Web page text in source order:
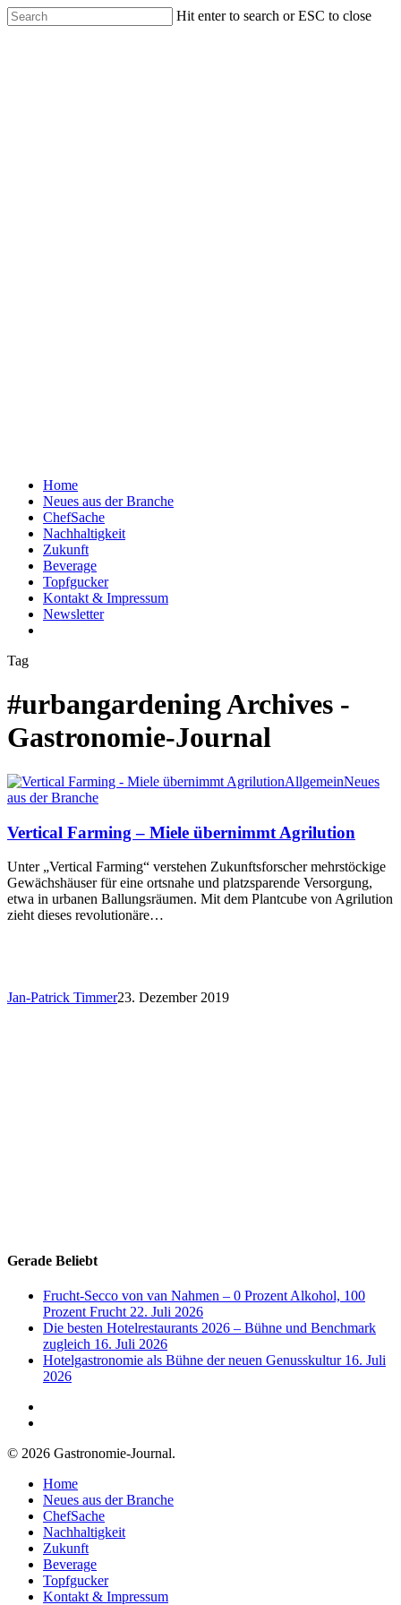
Hit enter to search or ESC to close
Home
Neues aus der Branche
ChefSache
Nachhaltigkeit
Zukunft
Beverage
Topfgucker
Kontakt & Impressum
Newsletter
Tag
#urbangardening Archives -
Gastronomie-Journal
AllgemeinNeues
aus der Branche
Vertical Farming – Miele übernimmt Agrilution
Unter „Vertical Farming“ verstehen Zukunftsforscher mehrstöckige
Gewächshäuser für eine ortsnahe und platzsparende Versorgung,
etwa in urbanen Ballungsräumen. Mit dem Plantcube von Agrilution
zieht dieses revolutionäre…
Jan-Patrick Timmer23. Dezember 2019
Gerade Beliebt
Frucht-Secco von van Nahmen – 0 Prozent Alkohol, 100
Prozent Frucht 22. Juli 2026
Die besten Hotelrestaurants 2026 – Bühne und Benchmark
zugleich 16. Juli 2026
Hotelgastronomie als Bühne der neuen Genusskultur 16. Juli
2026
© 2026 Gastronomie-Journal.
Home
Neues aus der Branche
ChefSache
Nachhaltigkeit
Zukunft
Beverage
Topfgucker
Kontakt & Impressum